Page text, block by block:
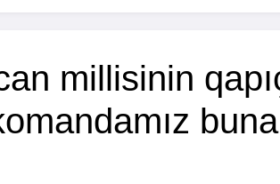
millisinin
buna